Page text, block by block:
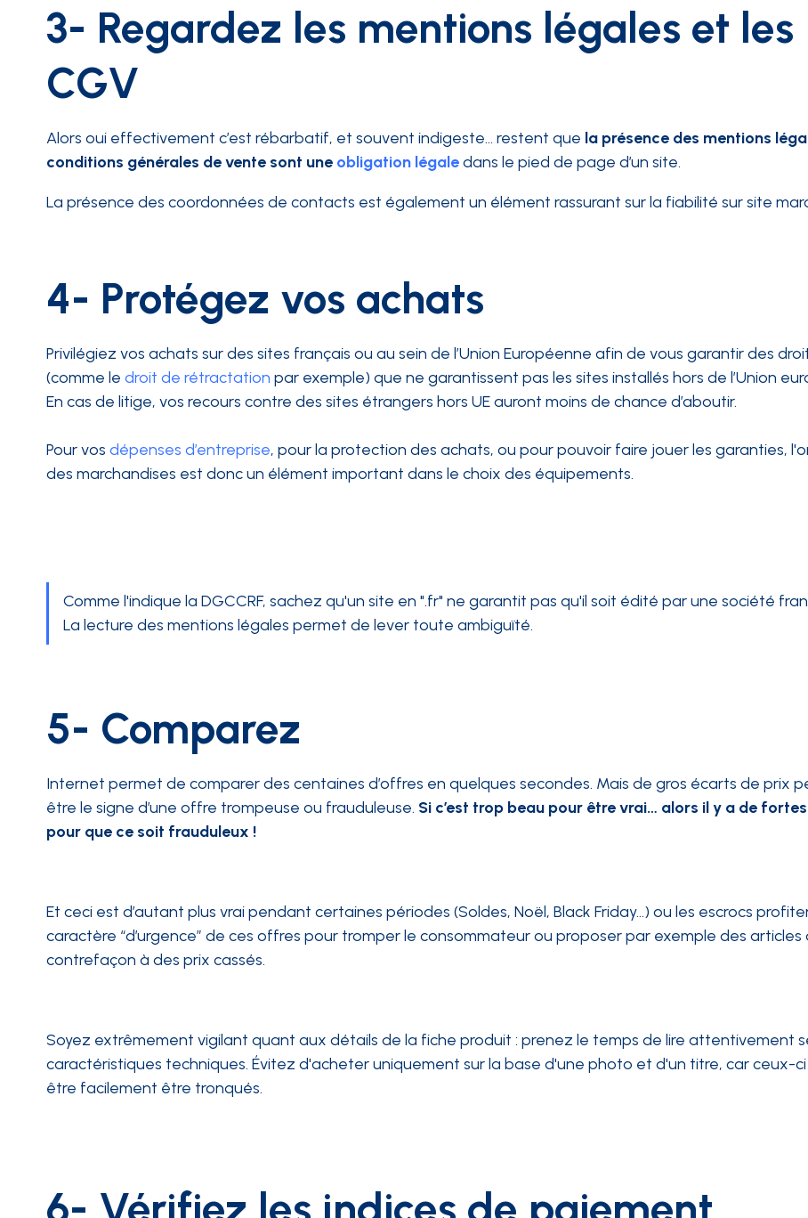
3- Regardez les mentions légales et les
CGV
Alors oui effectivement c’est rébarbatif, et souvent indigeste… restent que la présence des mentions
conditions générales de vente sont une obligation légaledans le pied de page d’un site.
La présence des coordonnées de contacts est également un élément rassurant sur la fiabilité sur site
4- Protégez vos achats
Privilégiez vos achats sur des sites français ou au sein de l’Union Européenne afin de vous garantir des
(comme le droit de rétractation par exemple) que ne garantissent pas les sites installés hors de l’Union
En cas de litige, vos recours contre des sites étrangers hors UE auront moins de chance d’aboutir.
Pour vos dépenses d’entreprise, pour la protection des achats, ou pour pouvoir faire jouer les garanties,
des marchandises est donc un élément important dans le choix des équipements.
Comme l'indique la DGCCRF, sachez qu'un site en ".fr" ne garantit pas qu'il soit édité par une société
La lecture des mentions légales permet de lever toute ambiguïté.
5- Comparez
Internet permet de comparer des centaines d’offres en quelques secondes. Mais de gros écarts de prix
être le signe d’une offre trompeuse ou frauduleuse. Si c’est trop beau pour être vrai… alors il y a de
pour que ce soit frauduleux !
Et ceci est d’autant plus vrai pendant certaines périodes (Soldes, Noël, Black Friday…) ou les escrocs
caractère “d’urgence” de ces offres pour tromper le consommateur ou proposer par exemple des articles
contrefaçon à des prix cassés.
Soyez extrêmement vigilant quant aux détails de la fiche produit : prenez le temps de lire attentivement
caractéristiques techniques. Évitez d'acheter uniquement sur la base d'une photo et d'un titre, car ceux-
être facilement être tronqués.